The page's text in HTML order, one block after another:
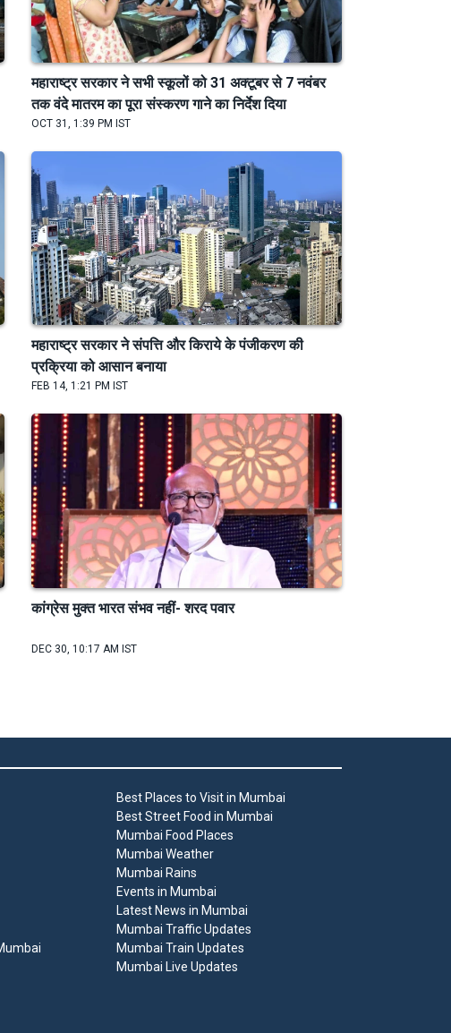
महाराष्ट्र सरकार ने सभी स्कूलों को 31 अक्टूबर से 7 नवंबर
तक वंदे मातरम का पूरा संस्करण गाने का निर्देश दिया
OCT 31, 1:39 PM IST
महाराष्ट्र सरकार ने संपत्ति और किराये के पंजीकरण की
प्रक्रिया को आसान बनाया
FEB 14, 1:21 PM IST
कांग्रेस मुक्त भारत संभव नहीं- शरद पवार
DEC 30, 10:17 AM IST
Best Places to Visit in Mumbai
Best Street Food in Mumbai
Mumbai Food Places
Mumbai Weather
Mumbai Rains
Events in Mumbai
Latest News in Mumbai
Mumbai Traffic Updates
Mumbai Train Updates
Mumbai Live Updates